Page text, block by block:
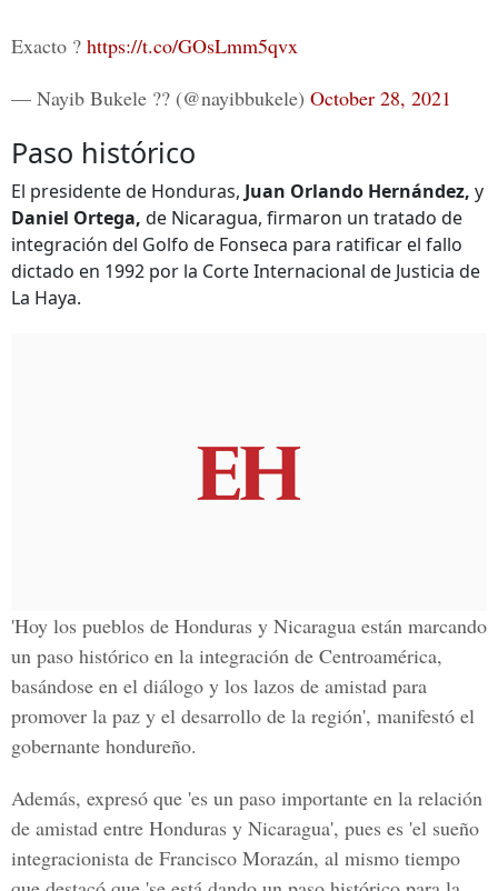
Exacto ? https://t.co/GOsLmm5qvx
— Nayib Bukele ?? (@nayibbukele) October 28, 2021
Paso histórico
El presidente de Honduras, Juan Orlando Hernández, y
Daniel Ortega, de Nicaragua, firmaron un tratado de
integración del Golfo de Fonseca para ratificar el fallo
dictado en 1992 por la Corte Internacional de Justicia de
La Haya.
'Hoy los pueblos de Honduras y Nicaragua están marcando
un paso histórico en la integración de Centroamérica,
basándose en el diálogo y los lazos de amistad para
promover la paz y el desarrollo de la región', manifestó el
gobernante hondureño.
Además, expresó que 'es un paso importante en la relación
de amistad entre Honduras y Nicaragua', pues es 'el sueño
integracionista de Francisco Morazán, al mismo tiempo